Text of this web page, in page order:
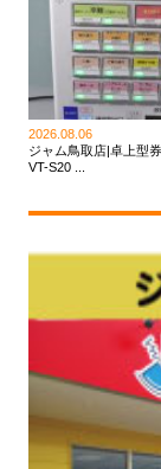
2026.08.06
ジャム鳥取店|卓上型
VT-S20 ...